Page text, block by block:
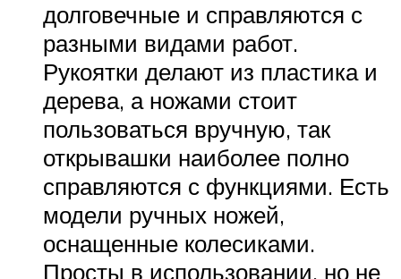
долговечные и справляются с
разными видами работ.
Рукоятки делают из пластика и
дерева, а ножами стоит
пользоваться вручную, так
открывашки наиболее полно
справляются с функциями. Есть
модели ручных ножей,
оснащенные колесиками.
Просты в использовании, но не